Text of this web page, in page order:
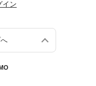
イン